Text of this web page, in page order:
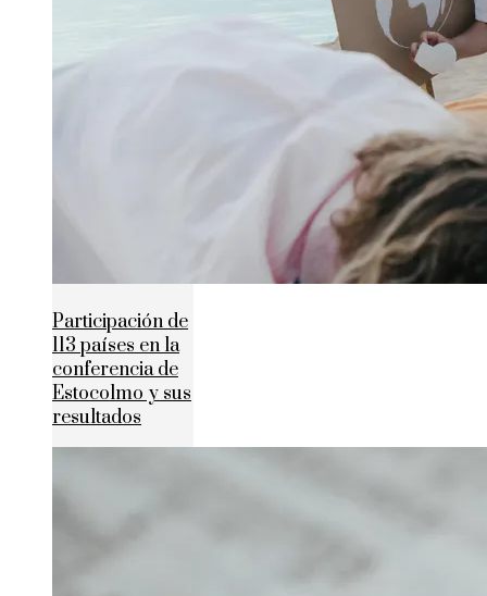
Participación de
113 países en la
conferencia de
Estocolmo y sus
resultados